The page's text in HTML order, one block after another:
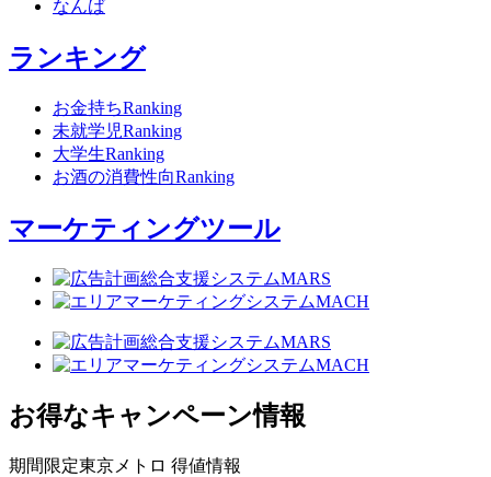
なんば
ランキング
お金持ちRanking
未就学児Ranking
大学生Ranking
お酒の消費性向Ranking
マーケティングツール
お得なキャンペーン情報
期間限定東京メトロ 得値情報